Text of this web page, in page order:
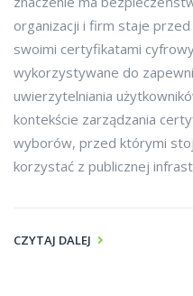
organizacji i firm staje przed
swoimi certyfikatami
wykorzystywane do
uwierzytelniania
kontekście zarządzania
wyborów, przed którymi
korzystać z publicznej
CZYTAJ DALEJ